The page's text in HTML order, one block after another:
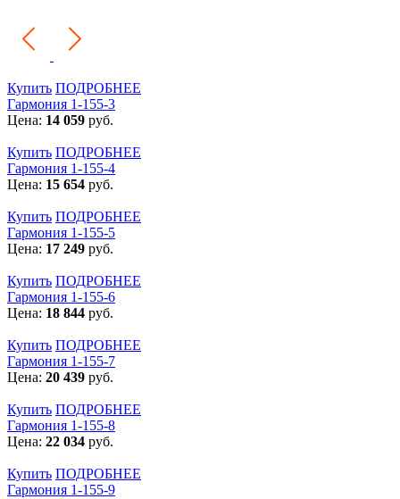
Купить ПОДРОБНЕЕ
Гармония 1-155-3
Цена: 14 059 руб.
Купить ПОДРОБНЕЕ
Гармония 1-155-4
Цена: 15 654 руб.
Купить ПОДРОБНЕЕ
Гармония 1-155-5
Цена: 17 249 руб.
Купить ПОДРОБНЕЕ
Гармония 1-155-6
Цена: 18 844 руб.
Купить ПОДРОБНЕЕ
Гармония 1-155-7
Цена: 20 439 руб.
Купить ПОДРОБНЕЕ
Гармония 1-155-8
Цена: 22 034 руб.
Купить ПОДРОБНЕЕ
Гармония 1-155-9